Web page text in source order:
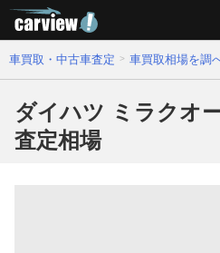
車買取・中古車査定 車買取相場を調
ダイハツ ミラクオ
査定相場